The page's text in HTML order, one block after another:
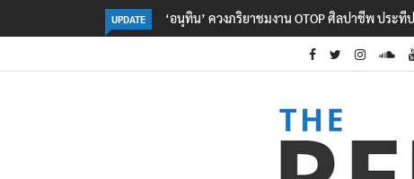
UPDATE ลอรีอัลโชว์ผลประกอบการครึ่งปีแรกโต 6.5% กว